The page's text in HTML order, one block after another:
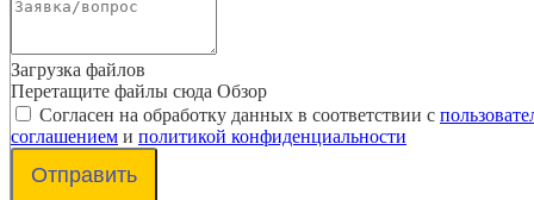
Загрузка файлов
Перетащите файлы сюда Обзор
Согласен на обработку данных в соответствии с
соглашением и политикой конфиденциальности
Отправить